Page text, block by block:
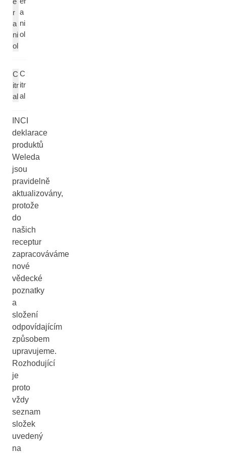
r
a
ni
ol
a
ni
ol
C
itr
al
C
itr
al
INCI
deklarace
produktů
Weleda
jsou
pravidelně
aktualizovány,
protože
do
našich
receptur
zapracováváme
nové
vědecké
poznatky
a
složení
odpovídajícím
způsobem
upravujeme.
Rozhodující
je
proto
vždy
seznam
složek
uvedený
na